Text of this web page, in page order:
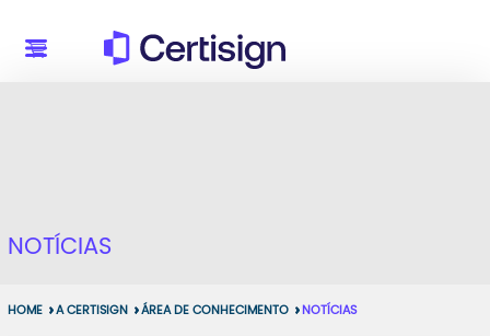
NOTÍCIAS
HOME A CERTISIGN ÁREA DE CONHECIMENTO NOTÍCIAS